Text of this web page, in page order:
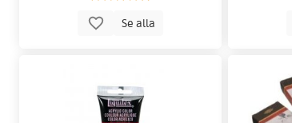
Se alla